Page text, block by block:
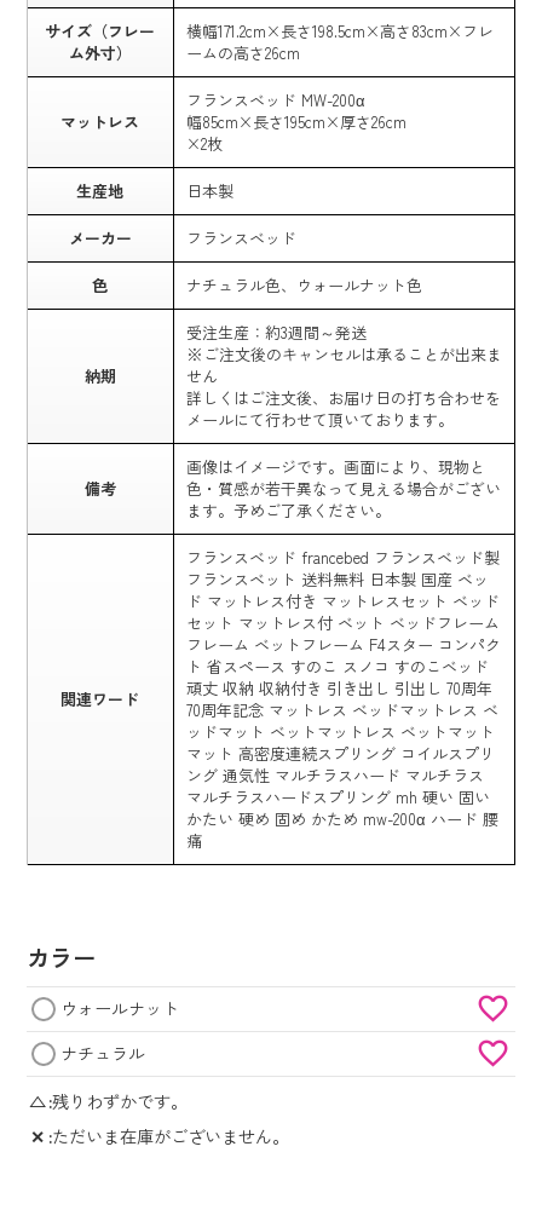
サイズ（フレー
ム外寸）
横幅171.2cm×長さ198.5cm×高さ83cm×フレ
ームの高さ26cm
マットレス
フランスベッド MW-200α
幅85cm×長さ195cm×厚さ26cm
×2枚
生産地 日本製
メーカー フランスベッド
色 ナチュラル色、ウォールナット色
納期
受注生産：約3週間～発送
※ご注文後のキャンセルは承ることが出来ま
せん
詳しくはご注文後、お届け日の打ち合わせを
メールにて行わせて頂いております。
備考
画像はイメージです。画面により、現物と
色・質感が若干異なって見える場合がござい
ます。予めご了承ください。
関連ワード
フランスベッド francebed フランスベッド製
フランスベット 送料無料 日本製 国産 ベッ
ド マットレス付き マットレスセット ベッド
セット マットレス付 ベット ベッドフレーム
フレーム ベットフレーム F4スター コンパク
ト 省スペース すのこ スノコ すのこベッド
頑丈 収納 収納付き 引き出し 引出し 70周年
70周年記念 マットレス ベッドマットレス ベ
ッドマット ベットマットレス ベットマット
マット 高密度連続スプリング コイルスプリ
ング 通気性 マルチラスハード マルチラス
マルチラスハードスプリング mh 硬い 固い
かたい 硬め 固め かため mw-200α ハード 腰
痛
カラー
ウォールナット
ナチュラル
△ 残りわずかです。
✕ ただいま在庫がございません。